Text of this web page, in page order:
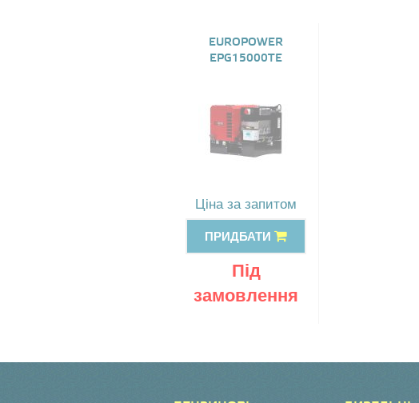
EUROPOWER
EPG15000TE
Ціна за запитом
ПРИДБАТИ
Під
замовлення